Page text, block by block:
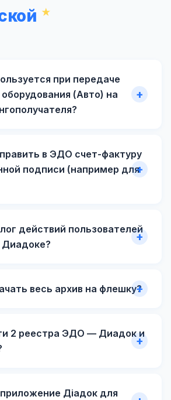
при передаче
(Авто) на
в ЭДО счет-фактуру
подписи (например для
действий пользователей
Диадоке?
весь архив на флешку?
2 реестра ЭДО — Диадок и
Діадок для